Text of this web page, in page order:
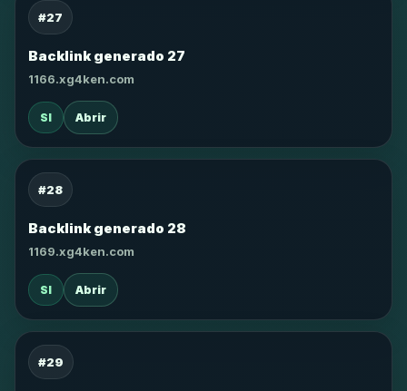
#27
Backlink generado 27
1166.xg4ken.com
SI Abrir
#28
Backlink generado 28
1169.xg4ken.com
SI Abrir
#29